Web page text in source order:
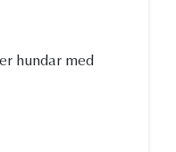
hundar med